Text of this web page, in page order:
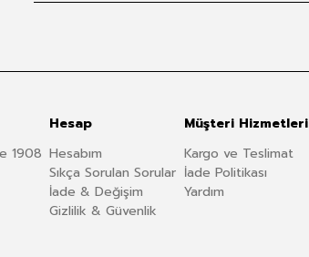
1908
Hesap
Hesabım
Sıkça Sorulan Sorular
İade & Değişim
Gizlilik & Güvenlik
Müşteri Hizmetleri
Kargo ve Teslimat
İade Politikası
Yardım